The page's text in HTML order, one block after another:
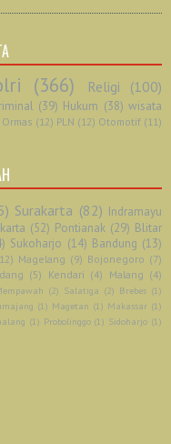
(366) Religi
(100)
(39) Hukum (38) wisata
Ormas (12) PLN (12) Otomotif (11)
Surakarta (82) Indramayu
(52) Pontianak (29) Blitar
Sukoharjo (14) Bandung (13)
Magelang (9) Bojonegoro (7)
(5) Kendari (4) Malang (4)
(2) Salatiga (2) Brebes (1)
(1) Magetan (1) Makassar (1)
(1) Probolinggo (1) Sidoharjo (1)